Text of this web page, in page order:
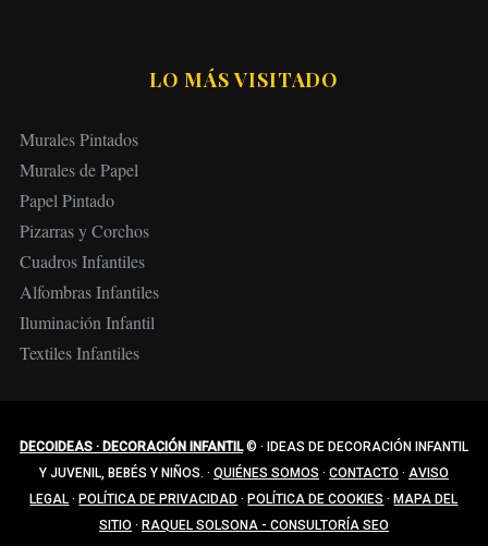
LO MÁS VISITADO
Murales Pintados
Murales de Papel
Papel Pintado
Pizarras y Corchos
Cuadros Infantiles
Alfombras Infantiles
Iluminación Infantil
Textiles Infantiles
DECOIDEAS · DECORACIÓN INFANTIL© ·
IDEAS DE DECORACIÓN INFANTIL
Y JUVENIL, BEBÉS Y NIÑOS. · QUIÉNES SOMOS · CONTACTO · AVISO
LEGAL · POLÍTICA DE PRIVACIDAD · POLÍTICA DE COOKIES · MAPA DEL
SITIO · RAQUEL SOLSONA - CONSULTORÍA SEO